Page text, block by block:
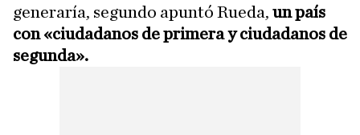
generaría, segundo apuntó Rueda, un país
con «ciudadanos de primera y ciudadanos de
segunda».